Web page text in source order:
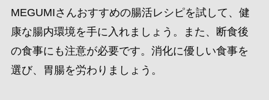
MEGUMIさんおすすめの腸活レシピを試して、健
康な腸内環境を手に入れましょう。また、断食後
の食事にも注意が必要です。消化に優しい食事を
選び、胃腸を労わりましょう。